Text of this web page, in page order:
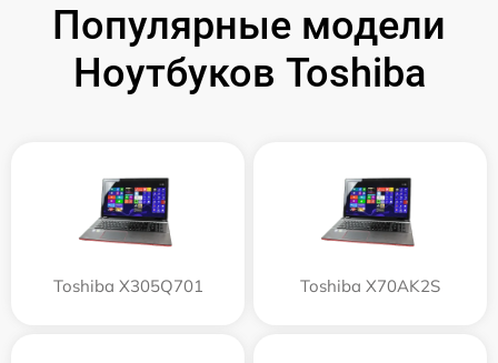
Популярные модели
Ноутбуков Toshiba
Toshiba X305Q701 Toshiba X70AK2S